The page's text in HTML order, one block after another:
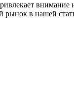
внимание
рынок в нашей